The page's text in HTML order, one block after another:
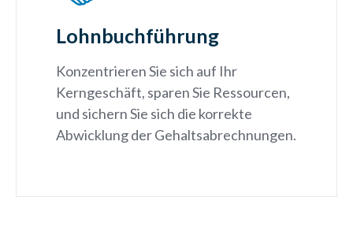
Lohnbuchführung
Konzentrieren Sie sich auf Ihr
Kerngeschäft, sparen Sie Ressourcen,
und sichern Sie sich die korrekte
Abwicklung der Gehaltsabrechnungen.